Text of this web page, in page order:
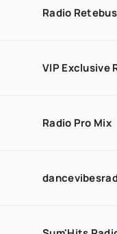
Radio
VIP Exclusive
Radio Pro Mix